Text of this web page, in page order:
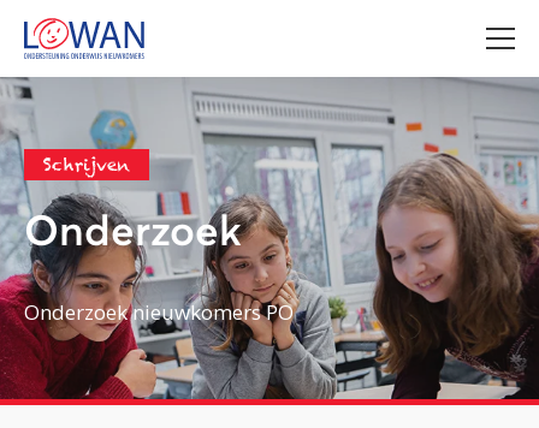
Schrijven
Onderzoek
Onderzoek nieuwkomers PO